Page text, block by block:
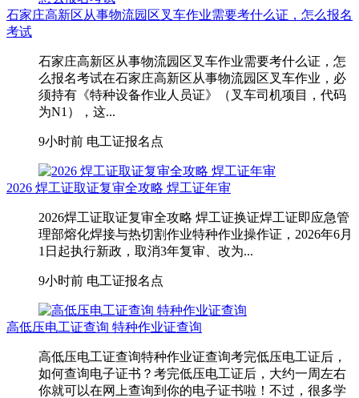
石家庄高新区从事物流园区叉车作业需要考什么证，怎么报名
考试
石家庄高新区从事物流园区叉车作业需要考什么证，怎
么报名考试在石家庄高新区从事物流园区叉车作业，‌必
须持有《特种设备作业人员证》（叉车司机项目，代码
为N1）‌，这...
9小时前 电工证报名点
2026 焊工证取证复审全攻略 焊工证年审
2026焊工证取证复审全攻略 焊工证换证焊工证即应急管
理部熔化焊接与热切割作业特种作业操作证，2026年6月
1日起执行新政，取消3年复审、改为...
9小时前 电工证报名点
高低压电工证查询 特种作业证查询
高低压电工证查询特种作业证查询考完低压电工证后，
如何查询电子证书？考完低压电工证后，大约一周左右
你就可以在网上查询到你的电子证书啦！不过，很多学